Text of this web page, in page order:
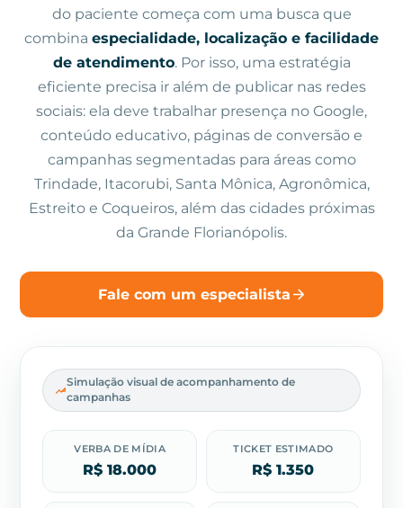
Simulação visual de acompanhamento de
campanhas
VERBA DE MÍDIA
R$ 18.000
TICKET ESTIMADO
R$ 1.350
do paciente começa com uma busca que
combina especialidade, localização e facilidade
de atendimento. Por isso, uma estratégia
eficiente precisa ir além de publicar nas redes
sociais: ela deve trabalhar presença no Google,
conteúdo educativo, páginas de conversão e
campanhas segmentadas para áreas como
Trindade, Itacorubi, Santa Mônica, Agronômica,
Estreito e Coqueiros, além das cidades próximas
da Grande Florianópolis.
Fale com um especialista